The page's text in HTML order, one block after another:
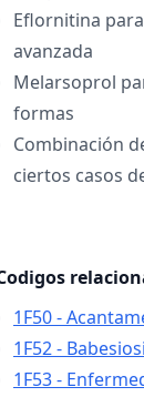
Eflornitina
avanzada
Melarsoprol
formas
Combinación
ciertos casos
1F50 -
1F52 -
1F53 -